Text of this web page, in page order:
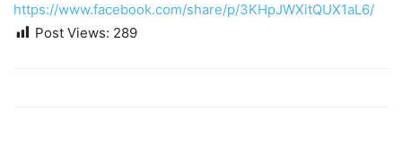
https://www.facebook.com/share/p/3KHpJWXitQUX1aL6/
Post Views: 289